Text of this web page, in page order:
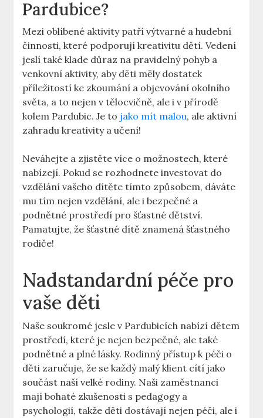
Pardubice?
Mezi oblíbené aktivity patří výtvarné a hudební
činnosti, které podporují kreativitu dětí. Vedení
jeslí také klade důraz na pravidelný pohyb a
venkovní aktivity, aby děti měly dostatek
příležitostí ke zkoumání a objevování okolního
světa, a to nejen v tělocvičně, ale i v přírodě
kolem Pardubic. Je to jako mít malou, ale aktivní
zahradu kreativity a učení!
Neváhejte a zjistěte více o možnostech, které
nabízejí. Pokud se rozhodnete investovat do
vzdělání vašeho dítěte tímto způsobem, dáváte
mu tím nejen vzdělání, ale i bezpečné a
podnětné prostředí pro šťastné dětství.
Pamatujte, že šťastné dítě znamená šťastného
rodiče!
Nadstandardní péče pro
vaše děti
Naše soukromé jesle v Pardubicích nabízí dětem
prostředí, které je nejen bezpečné, ale také
podnětné a plné lásky. Rodinný přístup k péči o
děti zaručuje, že se každý malý klient cítí jako
součást naší velké rodiny. Naši zaměstnanci
mají bohaté zkušenosti s pedagogy a
psychologií, takže děti dostávají nejen péči, ale i